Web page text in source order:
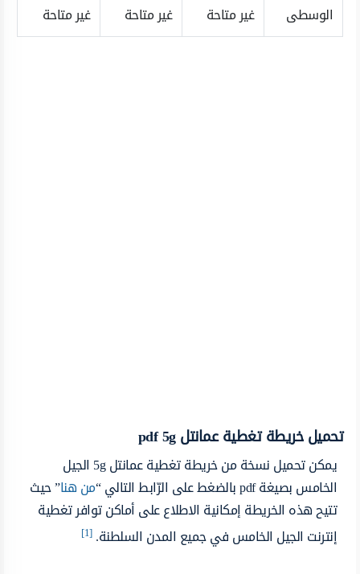
الوسطى
غير متاحة غير متاحة غير متاحة
تحميل خريطة تغطية عمانتل pdf 5g
يمكن تحميل نسخة من خريطة تغطية عمانتل 5g الجيل
الخامس بصيغة pdf بالضغط على الرّابط التالي “
من هنا” حيث
تتيح هذه الخريطة إمكانية الاطلاع على أماكن توافر تغطية
إنترنت الجيل الخامس في جميع المدن السلطنة.[1]